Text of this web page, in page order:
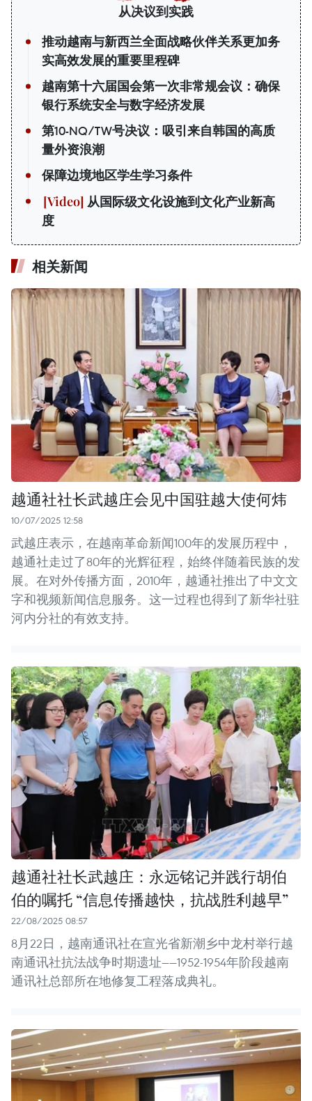
从决议到实践
推动越南与新西兰全面战略伙伴关系更加务
实高效发展的重要里程碑
越南第十六届国会第一次非常规会议：确保
银行系统安全与数字经济发展
第10-NQ/TW号决议：吸引来自韩国的高质
量外资浪潮
保障边境地区学生学习条件
从国际级文化设施到文化产业新高
度
相关新闻
越通社社长武越庄会见中国驻越大使何炜
10/07/2025 12:58
武越庄表示，在越南革命新闻100年的发展历程中，
越通社走过了80年的光辉征程，始终伴随着民族的发
展。在对外传播方面，2010年，越通社推出了中文文
字和视频新闻信息服务。这一过程也得到了新华社驻
河内分社的有效支持。
越通社社长武越庄：永远铭记并践行胡伯
伯的嘱托 “信息传播越快，抗战胜利越早”
22/08/2025 08:57
8月22日，越南通讯社在宣光省新潮乡中龙村举行越
南通讯社抗法战争时期遗址——1952-1954年阶段越南
通讯社总部所在地修复工程落成典礼。